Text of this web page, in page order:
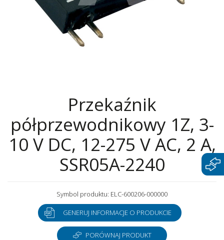
Przekaźnik
półprzewodnikowy 1Z, 3-
10 V DC, 12-275 V AC, 2 A,
SSR05A-2240
Symbol produktu: ELC-600206-000000
GENERUJ INFORMACJE O PRODUKCIE
PORÓWNAJ PRODUKT